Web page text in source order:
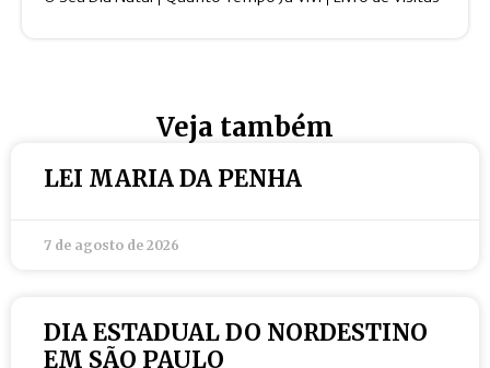
Veja também
LEI MARIA DA PENHA
7 de agosto de 2026
DIA ESTADUAL DO NORDESTINO
EM SÃO PAULO